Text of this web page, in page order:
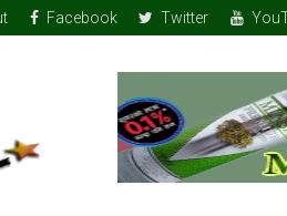
Facebook Twitter